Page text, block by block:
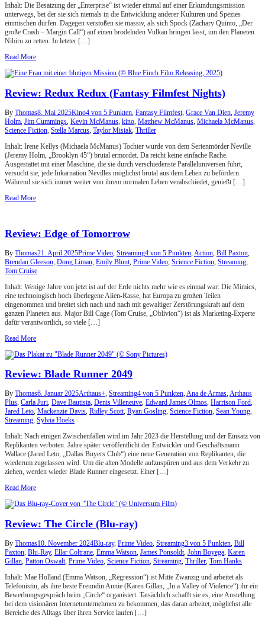
Inhalt: Die Besatzung der „Enterprise“ ist wieder einmal auf einer Erkundungsmission
unterwegs, bei der sie sich niemals in die Entwicklung anderer Kulturen und Spezies
einmischen dürfen. Dagegen verstoßen sie massiv, als sich Spock (Zachary Quinto, „Der
große Crash – Margin Call“) auf einen brodelnden Vulkan bringen lässt, um den Planeten
Nibiru zu retten. In letzter […]
Read More
Review: Redux Redux (Fantasy Filmfest Nights)
By Thomas8. Mai 2025Kino4 von 5 Punkten Fantasy Filmfest Grace Van Dien Jeremy
Holm Jim Cummings Kevin McManus kino Matthew McManus Michaela McManus
Science Fiction Stella Marcus Taylor Misiak Thriller
Inhalt: Irene Kellys (Michaela McManus) Tochter wurde von dem Serienmörder Neville
(Jeremy Holm, „Brooklyn 45“) brutal ermordet. Da reicht keine einfache Rache.
Ausgestattet mit einer Maschine, die sie durch verschiedenste Paralleluniversen führt,
versucht sie, jede Inkarnation Nevilles möglichst brutal aus dem Leben zu befördern.
Während sie sich immer weiter von ihrem normalen Leben verabschiedet, genießt […]
Read More
Review: Edge of Tomorrow
By Thomas21. April 2025Prime Video Streaming4 von 5 Punkten Action Bill Paxton
Brendan Gleeson Doug Liman Emily Blunt Prime Video Science Fiction Streaming
Tom Cruise
Inhalt: Wenige Jahre von jetzt ist auf der Erde nichts mehr wie es einmal war: Die Mimics,
eine technologisch hoch überlegene Alien-Rasse, hat Europa zu großen Teilen
eingenommen und breitet sich nach und nach mit gewaltiger Zerstörungskraft auf dem
ganzen Planeten aus. Major Bill Cage (Tom Cruise, „Oblivion“) ist als Marketing-Experte
dafür verantwortlich, so viele […]
Read More
Review: Blade Runner 2049
By Thomas6. Januar 2025Arthaus+, Streaming4 von 5 Punkten,Ana de Armas,Arthaus
Plus, Carla Juri, Dave Bautista, Denis Villeneuve, Edward James Olmos, Harrison Ford,
Jared Leto, Mackenzie Davis, Ridley Scott, Ryan Gosling, Science Fiction, Sean Young,
Streaming, Sylvia Hoeks
Inhalt: Nach einigen Zwischenfällen wird im Jahr 2023 die Herstellung und der Einsatz von
Replikanten verboten. Jahre später veröffentlicht der Entwickler und Geschäftsmann
Wallace (Jared Leto, „Dallas Buyers Club“) eine neue Generation von Replikanten, die
wiederum zugelassen wird. Um die alten Modelle aufzuspüren und aus dem Verkehr zu
ziehen, werden wieder Blade Runner eingesetzt. Einer […]
Read More
Review: The Circle (Blu-ray)
By Thomas10. November 2024Blu-ray, Prime Video, Streaming3 von 5 Punkten, Bill
Paxton, Blu-Ray, Ellar Coltrane, Emma Watson, James Ponsoldt, John Boyega, Karen
Gillan, Patton Oswalt, Prime Video, Science Fiction, Streaming, Thriller, Tom Hanks
Inhalt: Mae Holland (Emma Watson, „Regression“) ist Mitte Zwanzig und arbeitet als
Telefonistin, als ihre beste Freundin Annie (Karen Gillan, „In a Valley of Violence“) ihr ein
Bewerbungsgespräch beim „Circle“ organisiert. Tatsächlich schafft sie es, eine Anstellung
bei dem visionären Internetunternehmen zu bekommen, das daran arbeitet, möglichst alle
Bereiche des Alltags über ihren Service laufen […]